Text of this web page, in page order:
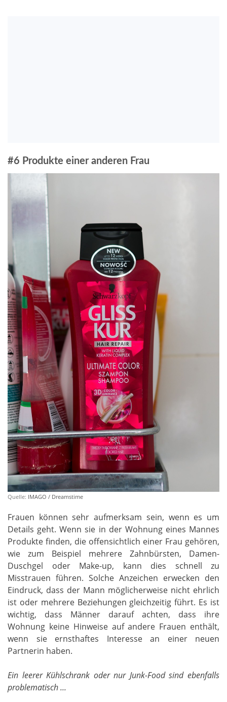
#6 Produkte einer anderen Frau
Quelle: IMAGO / Dreamstime
Frauen können sehr aufmerksam sein, wenn es um
Details geht. Wenn sie in der Wohnung eines Mannes
Produkte finden, die offensichtlich einer Frau gehören,
wie zum Beispiel mehrere Zahnbürsten, Damen-
Duschgel oder Make-up, kann dies schnell zu
Misstrauen führen. Solche Anzeichen erwecken den
Eindruck, dass der Mann möglicherweise nicht ehrlich
ist oder mehrere Beziehungen gleichzeitig führt. Es ist
wichtig, dass Männer darauf achten, dass ihre
Wohnung keine Hinweise auf andere Frauen enthält,
wenn sie ernsthaftes Interesse an einer neuen
Partnerin haben.
Ein leerer Kühlschrank oder nur Junk-Food sind ebenfalls
problematisch ...